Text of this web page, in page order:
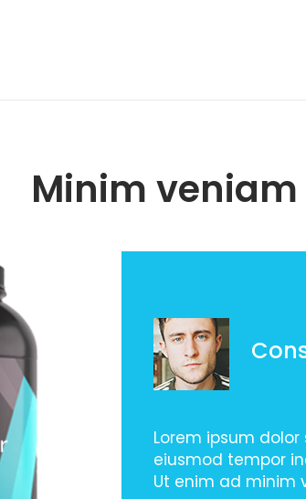
Minim veniam
Lorem ipsum
eiusmod tempor
Ut enim ad minim